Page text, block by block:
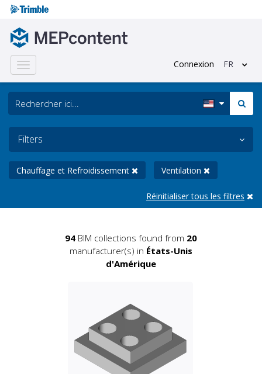
Toggle
navigation
Connexion FR
Filters
Chauffage et Refroidissement Ventilation
Réinitialiser tous les filtres
94 BIM collections found from 20
manufacturer(s) in États-Unis
d'Amérique